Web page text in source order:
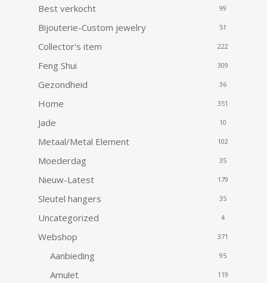
Best verkocht 99
Bijouterie-Custom jewelry 51
Collector's item 222
Feng Shui 309
Gezondheid 36
Home 351
Jade 10
Metaal/Metal Element 102
Moederdag 35
Nieuw-Latest 179
Sleutel hangers 35
Uncategorized 4
Webshop 371
Aanbieding 95
Amulet 119